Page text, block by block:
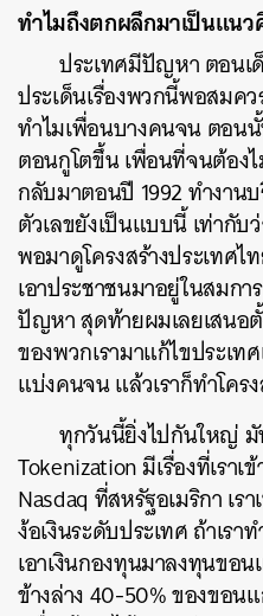
ทำไมถึงตกผลึกมาเป็นแน
ประเทศมีปัญหา ตอน
ประเด็นเรื่องพวกนี้พอสมค
ทำไมเพื่อนบางคนจน ตอ
ตอนกูโตขึ้น เพื่อนที่จนต้อ
กลับมาตอนปี 1992 ทำงาน
ตัวเลขยังเป็นแบบนี้ เท่ากับ
พอมาดูโครงสร้างประเทศไ
เอาประชาชนมาอยู่ในสมก
ปัญหา สุดท้ายผมเลยเสนอตั้
ของพวกเรามาแก้ไขประเ
แบ่งคนจน แล้วเราก็ทำโคร
ทุกวันนี้ยิ่งไปกันใหญ่ มั
Tokenization มีเรื่องที่เรา
Nasdaq ที่สหรัฐอเมริกา เ
ง้อเงินระดับประเทศ ถ้าเรา
เอาเงินกองทุนมาลงทุนขอ
ข้างล่าง 40-50% ของขอน